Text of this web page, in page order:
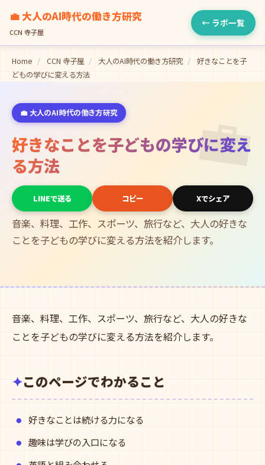
💼 大人のAI時代の働き方研究
CCN 寺子屋
← ラボ一覧
Home / CCN 寺子屋 / 大人のAI時代の働き方研究 /
好きなことを子
どもの学びに変える方法
💼
💼 大人のAI時代の働き方研究
好きなことを子どもの学びに変え
る方法
LINEで送る コピー Xでシェア
音楽、料理、工作、スポーツ、旅行など、大人の好きな
ことを子どもの学びに変える方法を紹介します。
音楽、料理、工作、スポーツ、旅行など、大人の好きな
ことを子どもの学びに変える方法を紹介します。
このページでわかること
好きなことは続ける力になる
趣味は学びの入口になる